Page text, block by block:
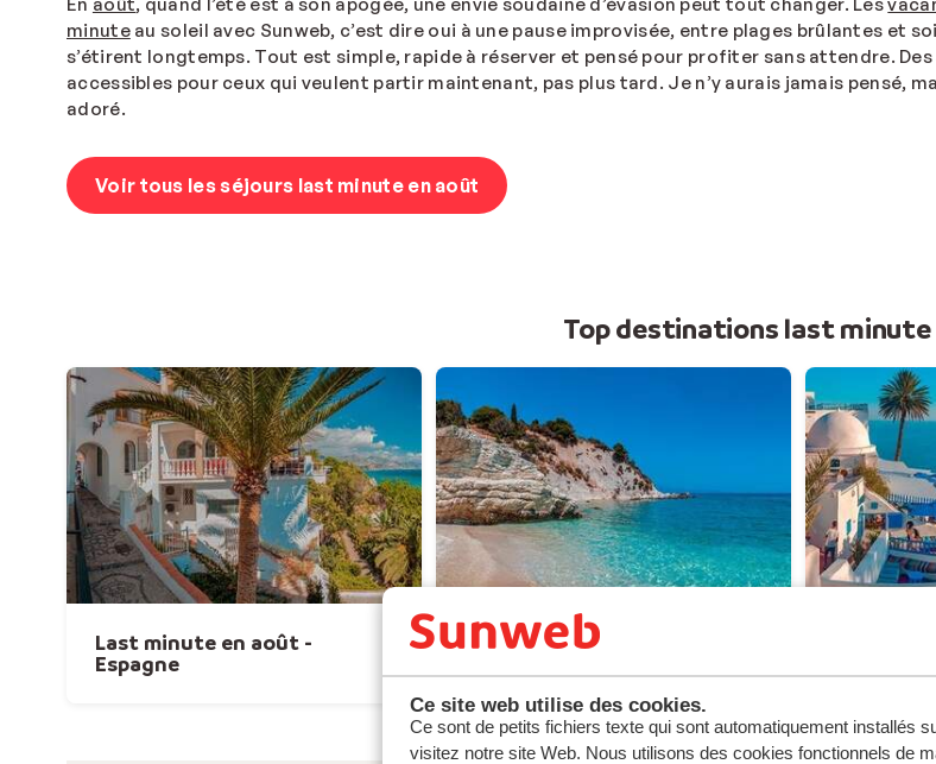
Ce site web utilise des cookies.
Ce sont de petits fichiers texte qui sont automatiquement installés
visitez notre site Web. Nous utilisons des cookies fonctionnels de
minuteau soleil avec Sunweb, c’est dire oui à une pause improvisée, entre plages brûlantes et
s’étirent longtemps. Tout est simple, rapide à réserver et pensé pour profiter sans attendre.
accessibles pour ceux qui veulent partir maintenant, pas plus tard. Je n’y aurais jamais pensé,
adoré.
Voir tous les séjours last minute en août
Top destinations last minute
Last minute en août -
Espagne
Last minute en août - Grèce